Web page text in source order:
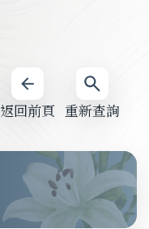
重新查詢
返回前頁